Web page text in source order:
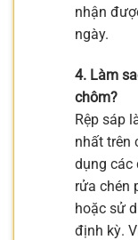
nhận
ngày.
4. Làm
chôm?
Rệp sáp
nhất trên
dụng các
rửa chén
hoặc sử
định kỳ.